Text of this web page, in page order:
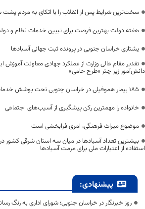
سخت‌ترین شرایط پس از انقلاب را با اتکای به مردم
هفته دولت بهترین فرصت برای تبیین خدمات نظام و
یشتازی خراسان جنوبی در پرونده ثبت جهانی آسبادها
دانش‌آموز زیر چتر «طرح حامی»
۱۸۵ بیمار هموفیلی در خراسان جنوبی تحت پوشش خدمات بیمه سلامت قرار دارند
خانواده را مهمترین رکن پیشگیری از آسیب‌های اجتماعی
موضوع میراث فرهنگی، امری فرابخشی است
بیشترین تعداد آسبادها در میان سه استان شرقی کشور
استفاده از اعتبارات ملی برای مرمت آسبادها
پیشنهادی:
روز خبرنگار در خراسان جنوبی؛ شورای اداری به رنگ